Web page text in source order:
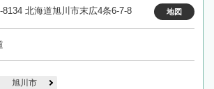
8134 北海道旭川市末広4条6-7-8 地図
旭川市